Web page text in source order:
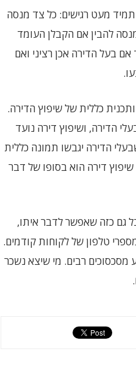
מעט רגישים: כל צד מנסה
להבין אם הקבלן העומד
בעל הדירה אכן רציני ואם
כללית של שיפוץ הדירה.
הדירה, ושיפוץ דירה נועד
הדירה יגבשו תמונה כללית
דירה הוא בסופו של דבר
גם כזה שאפשר לדבר איתו,
טלפון של לקוחות קודמים.
מסכסוכים רבים. מי שיצא נשכר